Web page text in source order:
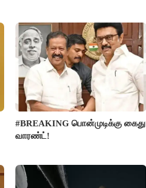
#BREAKING பொன்முடிக்கு கைது
வாரண்ட்!